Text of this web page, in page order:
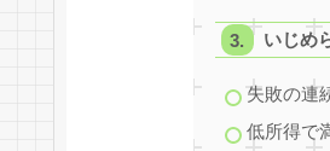
いじめ
失敗の連
低所得で